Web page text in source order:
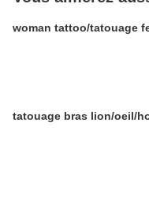
woman tattoo/tatouage
tatouage bras lion/oeil/